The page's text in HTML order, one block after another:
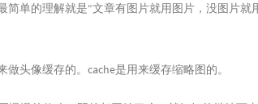
简单的理解就是“文章有图片就用图片，没图片就
头像缓存的。cache是用来缓存缩略图的。